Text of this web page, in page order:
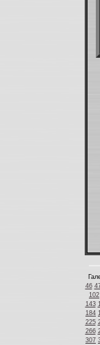
46
102
143
184
225
266
307